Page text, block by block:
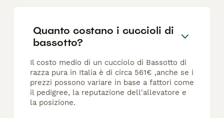
Quanto costano i cuccioli di
bassotto?
Il costo medio di un cucciolo di Bassotto di
razza pura in Italia è di circa 561€ ,anche se i
prezzi possono variare in base a fattori come
il pedigree, la reputazione dell'allevatore e
la posizione.